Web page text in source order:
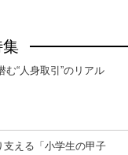
“人身取引”のリアル
支える「小学生の甲子